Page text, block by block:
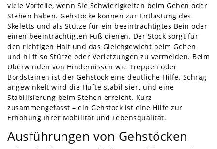
viele Vorteile, wenn Sie Schwierigkeiten beim Gehen oder
Stehen haben. Gehstöcke können zur Entlastung des
Skeletts und als Stütze für ein beeinträchtigtes Bein oder
einen beeinträchtigten Fuß dienen. Der Stock sorgt für
den richtigen Halt und das Gleichgewicht beim Gehen
und hilft so Stürze oder Verletzungen zu vermeiden. Beim
Überwinden von Hindernissen wie Treppen oder
Bordsteinen ist der Gehstock eine deutliche Hilfe. Schräg
angewinkelt wird die Hüfte stabilisiert und eine
Stabilisierung beim Stehen erreicht. Kurz
zusammengefasst – ein Gehstock ist eine Hilfe zur
Erhöhung Ihrer Mobilität und Lebensqualität.
Ausführungen von Gehstöcken